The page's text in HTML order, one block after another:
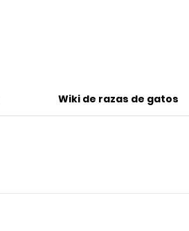
Wiki de razas de gatos